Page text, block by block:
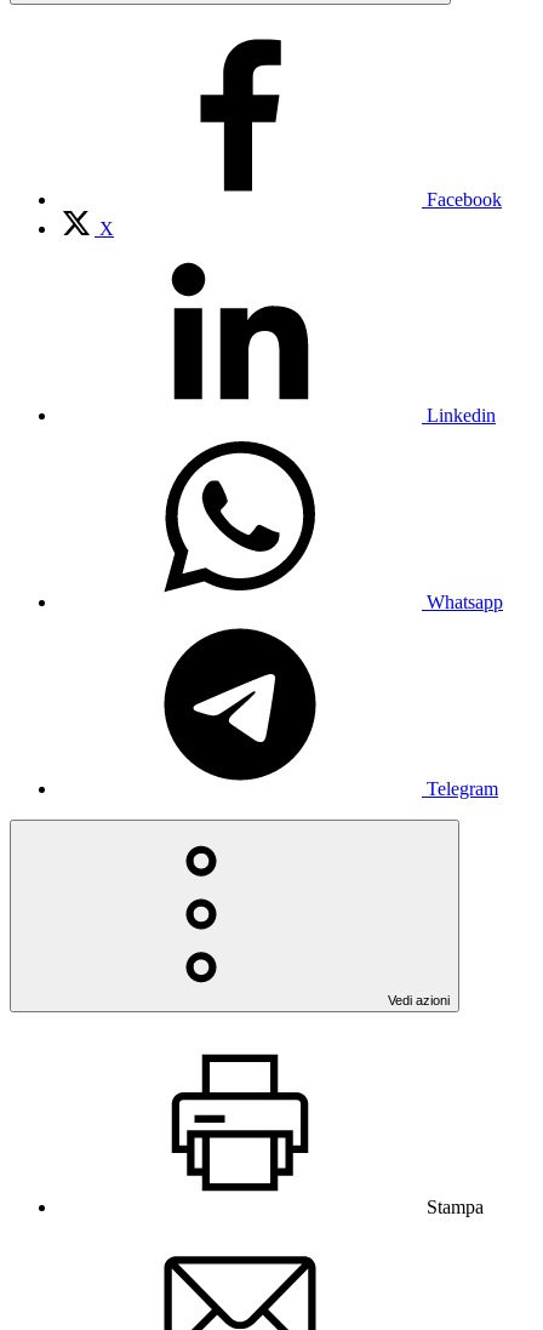
Facebook
X
Linkedin
Whatsapp
Telegram
Vedi azioni
Stampa